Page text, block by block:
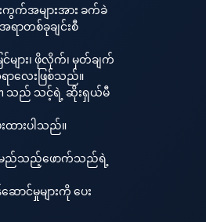
က်အများအား ခက်ခဲ
ရာတစ်ခုချင်းစီ
များ၊ ဖိုလိုက်၊ မှတ်ချက်
ရာလေးဖြစ်သည်။
သည် သင့်ရဲ့ ဆိုးရှယ်မီ
ထားပါသည်။
ည် မည်သည့်ဖောက်သည်ရဲ့
ာင်မှုများကို ပေး